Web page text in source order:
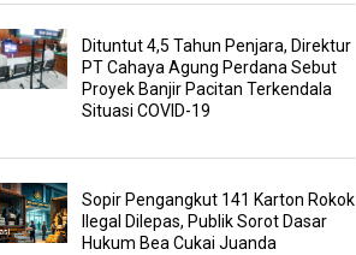
Dituntut 4,5 Tahun Penjara, Direktur
PT Cahaya Agung Perdana Sebut
Proyek Banjir Pacitan Terkendala
Situasi COVID-19
Sopir Pengangkut 141 Karton Rokok
Ilegal Dilepas, Publik Sorot Dasar
Hukum Bea Cukai Juanda